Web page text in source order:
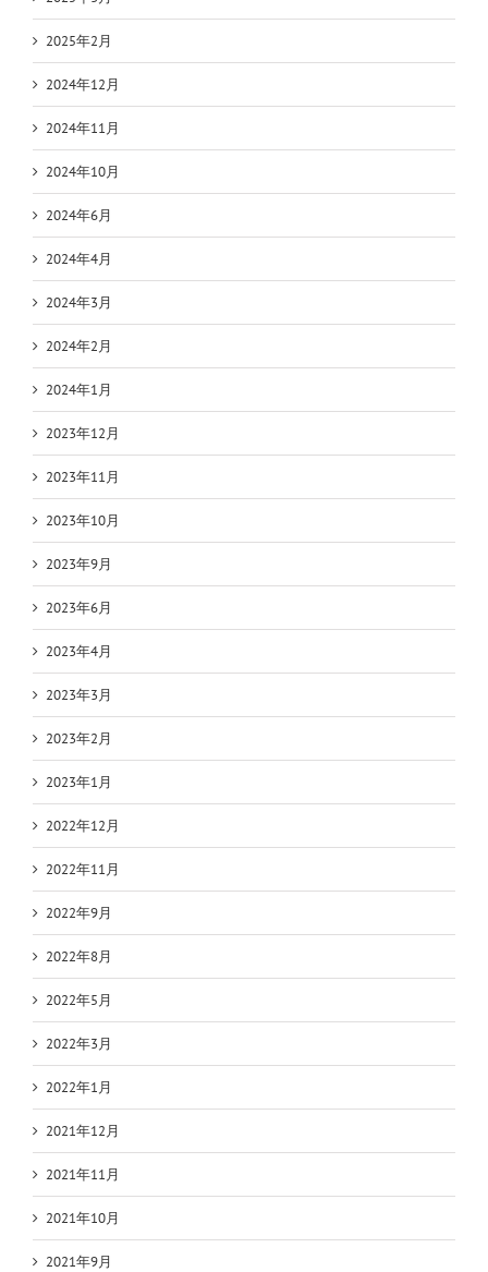
2025年2月
2024年12月
2024年11月
2024年10月
2024年6月
2024年4月
2024年3月
2024年2月
2024年1月
2023年12月
2023年11月
2023年10月
2023年9月
2023年6月
2023年4月
2023年3月
2023年2月
2023年1月
2022年12月
2022年11月
2022年9月
2022年8月
2022年5月
2022年3月
2022年1月
2021年12月
2021年11月
2021年10月
2021年9月